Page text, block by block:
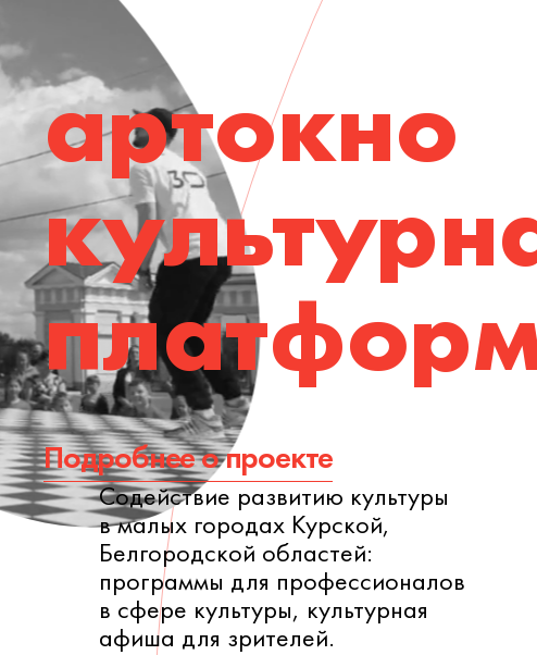
артокно
Подробнее о проекте
Cодействие развитию культуры
в малых городах Курской,
Белгородской областей:
программы для профессионалов
в сфере культуры, культурная
афиша для зрителей.